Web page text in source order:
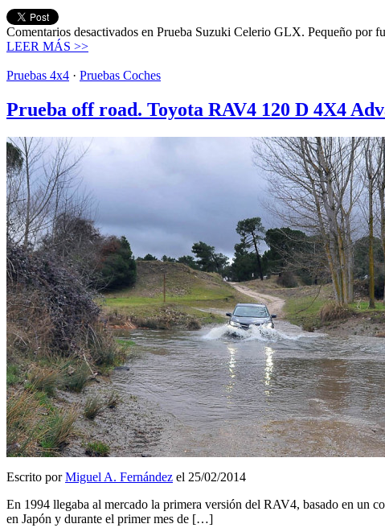
Comentarios desactivados en Prueba Suzuki Celerio GLX. Pequeño por
LEER MÁS >>
Pruebas 4x4 · Pruebas Coches
Prueba off road. Toyota RAV4 120 D 4X4
Escrito porMiguel A. Fernández el 25/02/2014
En 1994 llegaba al mercado la primera versión del RAV4, basado en un
en Japón y durante el primer mes de […]